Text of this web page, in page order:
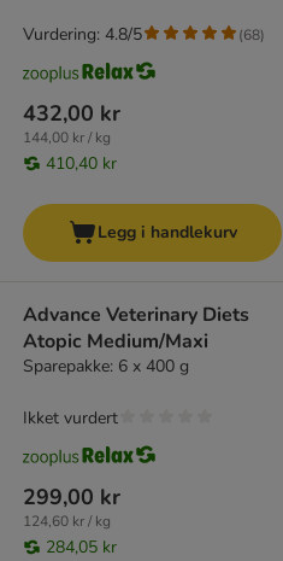
432,00 kr
144,00 kr / kg
410,40 kr
Vurdering: 4.8/5 (68)
Legg i handlekurv
Advance Veterinary Diets
Atopic Medium/Maxi
Sparepakke: 6 x 400 g
299,00 kr
124,60 kr / kg
284,05 kr
Ikket vurdert